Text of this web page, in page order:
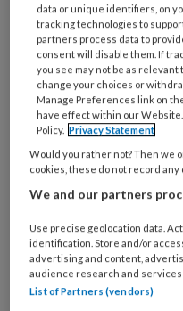
preventieve
ouderen thuis.
studenten van
disciplines leren
Bekijk
data or unique identifiers, on
tracking technologies to
partners process data to
consent will disable them. If
you see may not be as
change your choices or
Manage Preferences link on
have effect within our
Policy. Privacy Statement
Would you rather not? Then we
cookies, these do not record any
We and our partners
Use precise geolocation data.
identification. Store and/or
advertising and content,
audience research and services
List of Partners (vendors)